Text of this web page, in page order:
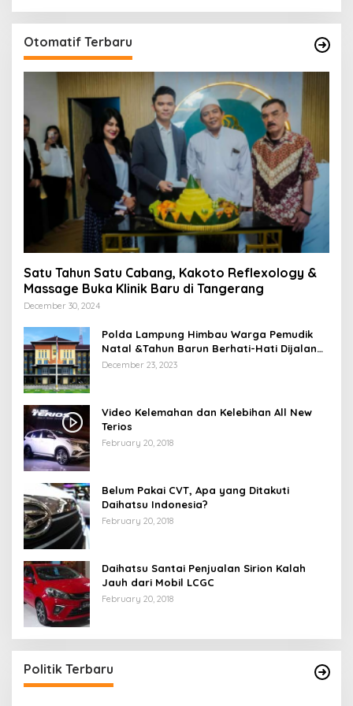
Otomatif Terbaru
Satu Tahun Satu Cabang, Kakoto Reflexology &
Massage Buka Klinik Baru di Tangerang
December 30, 2024
Polda Lampung Himbau Warga Pemudik
Natal &Tahun Barun Berhati-Hati Dijalan
Saat Melintas di -Titik Rawan Kecelakaan
December 23, 2023
Video Kelemahan dan Kelebihan All New
Terios
February 20, 2018
Belum Pakai CVT, Apa yang Ditakuti
Daihatsu Indonesia?
February 20, 2018
Daihatsu Santai Penjualan Sirion Kalah
Jauh dari Mobil LCGC
February 20, 2018
Politik Terbaru